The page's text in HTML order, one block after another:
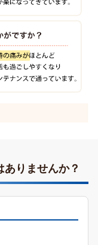
ありませんか？